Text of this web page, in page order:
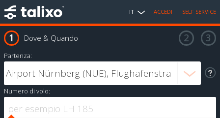
IT ACCEDI SELF SERVICE
Dove & Quando
Partenza:
Numero di volo: